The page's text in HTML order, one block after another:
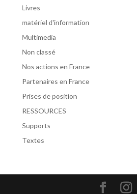
Livres
matériel d'information
Multimedia
Non classé
Nos actions en France
Partenaires en France
Prises de position
RESSOURCES
Supports
Textes